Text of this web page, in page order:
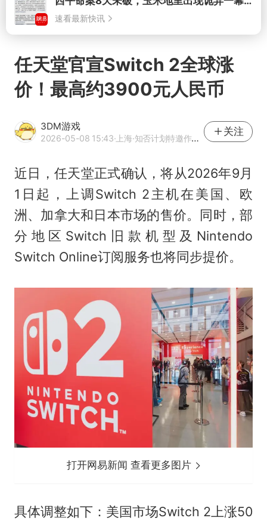
任天堂官宣Switch 2全球涨
价！最高约3900元人民币
3DM游戏
2026-05-08 15:43·上海·知否计划特邀作者·3DMGAME官方网易号
关注
近日，任天堂正式确认，将从2026年9月
1日起，上调Switch 2主机在美国、欧
洲、加拿大和日本市场的售价。同时，部
分地区Switch旧款机型及Nintendo
Switch Online订阅服务也将同步提价。
打开网易新闻 查看更多图片
具体调整如下：美国市场Switch 2上涨50